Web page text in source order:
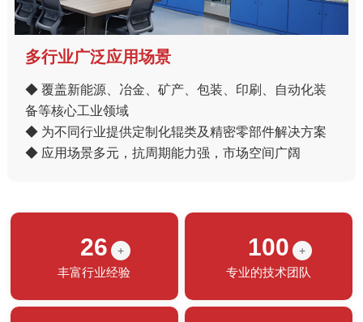
多行业广泛应用场景
◆ 覆盖新能源、冶金、矿产、包装、印刷、自动化装
备等核心工业领域
◆ 为不同行业提供定制化辊类及精密零部件解决方案
◆ 应用场景多元，抗周期能力强，市场空间广阔
26
+
丰富行业经验
100
+
专业的技术团队